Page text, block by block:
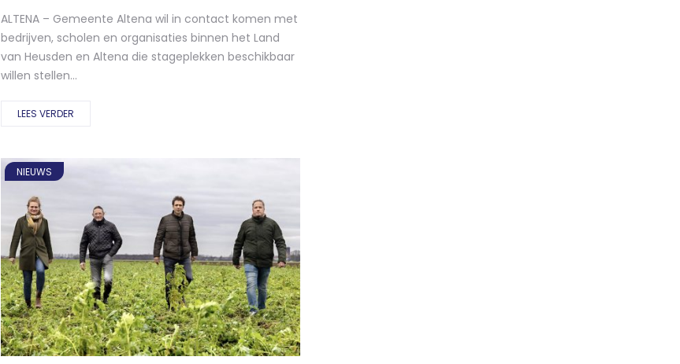
ALTENA – Gemeente Altena wil in contact komen met
bedrijven, scholen en organisaties binnen het Land
van Heusden en Altena die stageplekken beschikbaar
willen stellen...
LEES VERDER
NIEUWS